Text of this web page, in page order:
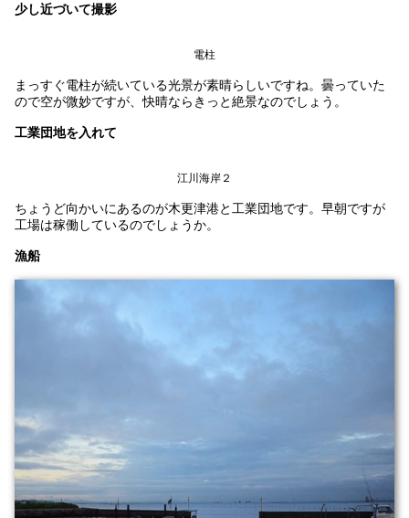
少し近づいて撮影
電柱
まっすぐ電柱が続いている光景が素晴らしいですね。曇っていた
ので空が微妙ですが、快晴ならきっと絶景なのでしょう。
工業団地を入れて
江川海岸２
ちょうど向かいにあるのが木更津港と工業団地です。早朝ですが
工場は稼働しているのでしょうか。
漁船